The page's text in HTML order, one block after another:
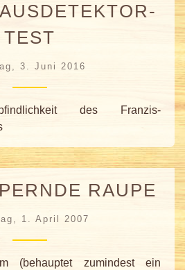
TEST
3. Juni 2016
des Franzis-
RAUPE
1. April 2007
(behauptet zumindest ein